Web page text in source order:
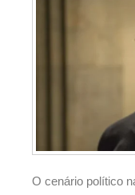
O cenário político